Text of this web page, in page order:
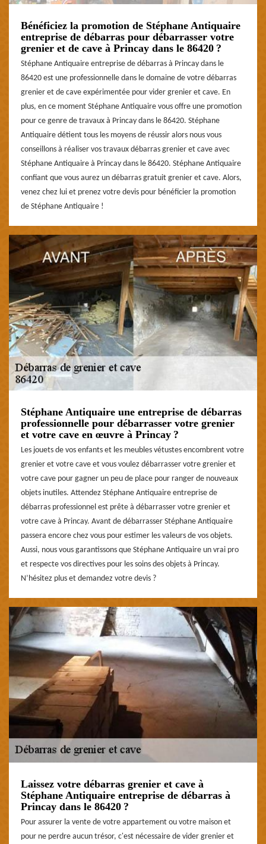
Bénéficiez la promotion de Stéphane Antiquaire
entreprise de débarras pour débarrasser votre
grenier et de cave à Princay dans le 86420 ?
Stéphane Antiquaire entreprise de débarras à Princay dans le
86420 est une professionnelle dans le domaine de votre débarras
grenier et de cave expérimentée pour vider grenier et cave. En
plus, en ce moment Stéphane Antiquaire vous offre une promotion
pour ce genre de travaux à Princay dans le 86420. Stéphane
Antiquaire détient tous les moyens de réussir alors nous vous
conseillons à réaliser vos travaux débarras grenier et cave avec
Stéphane Antiquaire à Princay dans le 86420. Stéphane Antiquaire
confiant que vous aurez un débarras gratuit grenier et cave. Alors,
venez chez lui et prenez votre devis pour bénéficier la promotion
de Stéphane Antiquaire !
Stéphane Antiquaire une entreprise de débarras
professionnelle pour débarrasser votre grenier
et votre cave en œuvre à Princay ?
Les jouets de vos enfants et les meubles vétustes encombrent votre
grenier et votre cave et vous voulez débarrasser votre grenier et
votre cave pour gagner un peu de place pour ranger de nouveaux
objets inutiles. Attendez Stéphane Antiquaire entreprise de
débarras professionnel est prête à débarrasser votre grenier et
votre cave à Princay. Avant de débarrasser Stéphane Antiquaire
passera encore chez vous pour estimer les valeurs de vos objets.
Aussi, nous vous garantissons que Stéphane Antiquaire un vrai pro
et respecte vos directives pour les soins des objets à Princay.
N’hésitez plus et demandez votre devis ?
Laissez votre débarras grenier et cave à
Stéphane Antiquaire entreprise de débarras à
Princay dans le 86420 ?
Pour assurer la vente de votre appartement ou votre maison et
pour ne perdre aucun trésor, c'est nécessaire de vider grenier et